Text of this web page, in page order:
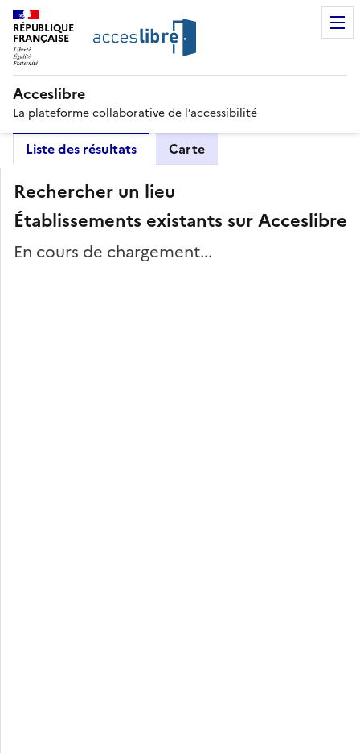
RÉPUBLIQUE
FRANÇAISE
Acceslibre
La plateforme collaborative de l’accessibilité
Liste des résultats Carte
Rechercher un lieu
Établissements existants sur Acceslibre
En cours de chargement...